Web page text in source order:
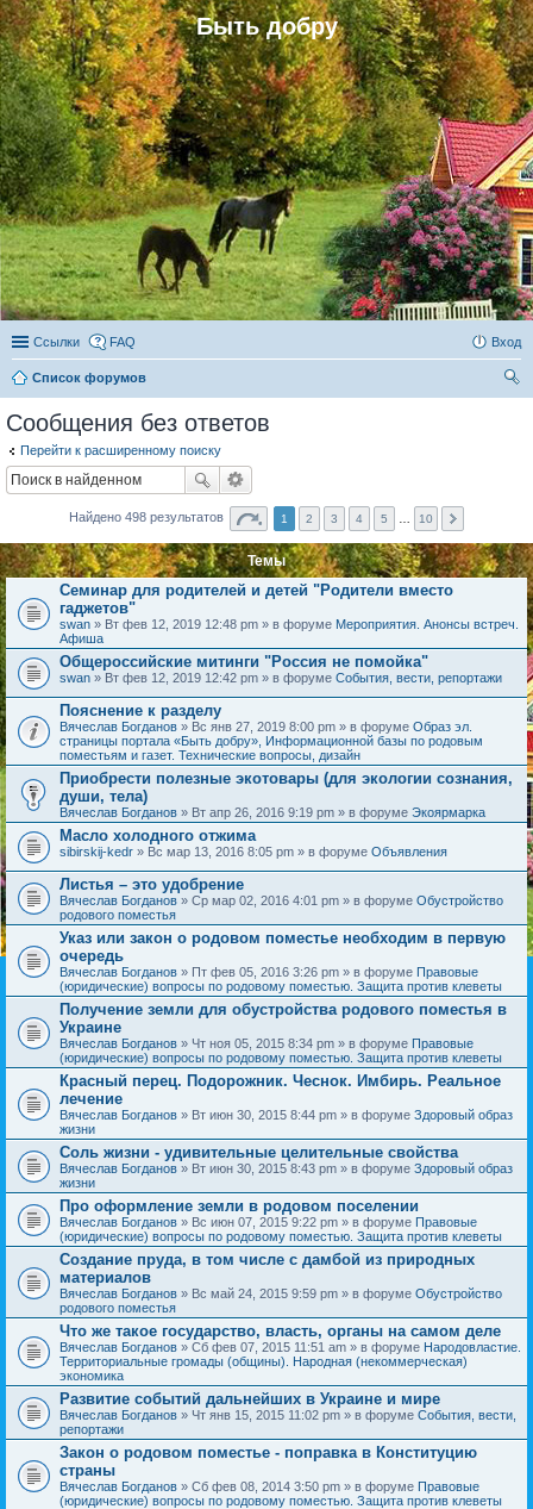
Быть добру
Ссылки FAQ Вход
Список форумов
Сообщения без ответов
Перейти к расширенному поиску
Найдено 498 результатов 1 2 3 4 5 10
Темы
Семинар для родителей и детей "Родители вместо
гаджетов"
swan » Вт фев 12, 2019 12:48 pm » в форуме Мероприятия. Анонсы встреч.
Афиша
Общероссийские митинги "Россия не помойка"
swan » Вт фев 12, 2019 12:42 pm » в форуме События, вести, репортажи
Пояснение к разделу
Вячеслав Богданов » Вс янв 27, 2019 8:00 pm » в форуме Образ эл.
страницы портала «Быть добру», Информационной базы по родовым
поместьям и газет. Технические вопросы, дизайн
Приобрести полезные экотовары (для экологии сознания,
души, тела)
Вячеслав Богданов » Вт апр 26, 2016 9:19 pm » в форуме Экоярмарка
Масло холодного отжима
sibirskij-kedr » Вс мар 13, 2016 8:05 pm » в форуме Объявления
Листья – это удобрение
Вячеслав Богданов » Ср мар 02, 2016 4:01 pm » в форуме Обустройство
родового поместья
Указ или закон о родовом поместье необходим в первую
очередь
Вячеслав Богданов » Пт фев 05, 2016 3:26 pm » в форуме Правовые
(юридические) вопросы по родовому поместью. Защита против клеветы
Получение земли для обустройства родового поместья в
Украине
Вячеслав Богданов » Чт ноя 05, 2015 8:34 pm » в форуме Правовые
(юридические) вопросы по родовому поместью. Защита против клеветы
Красный перец. Подорожник. Чеснок. Имбирь. Реальное
лечение
Вячеслав Богданов » Вт июн 30, 2015 8:44 pm » в форуме Здоровый образ
жизни
Соль жизни - удивительные целительные свойства
Вячеслав Богданов » Вт июн 30, 2015 8:43 pm » в форуме Здоровый образ
жизни
Про оформление земли в родовом поселении
Вячеслав Богданов » Вс июн 07, 2015 9:22 pm » в форуме Правовые
(юридические) вопросы по родовому поместью. Защита против клеветы
Создание пруда, в том числе с дамбой из природных
материалов
Вячеслав Богданов » Вс май 24, 2015 9:59 pm » в форуме Обустройство
родового поместья
Что же такое государство, власть, органы на самом деле
Вячеслав Богданов » Сб фев 07, 2015 11:51 am » в форуме Народовластие.
Территориальные громады (общины). Народная (некоммерческая)
экономика
Развитие событий дальнейших в Украине и мире
Вячеслав Богданов » Чт янв 15, 2015 11:02 pm » в форуме События, вести,
репортажи
Закон о родовом поместье - поправка в Конституцию
страны
Вячеслав Богданов » Сб фев 08, 2014 3:50 pm » в форуме Правовые
(юридические) вопросы по родовому поместью. Защита против клеветы